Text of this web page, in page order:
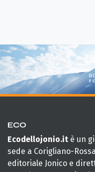
ECO
Ecodellojonio.it è un
sede a Corigliano-
editoriale Jonico e